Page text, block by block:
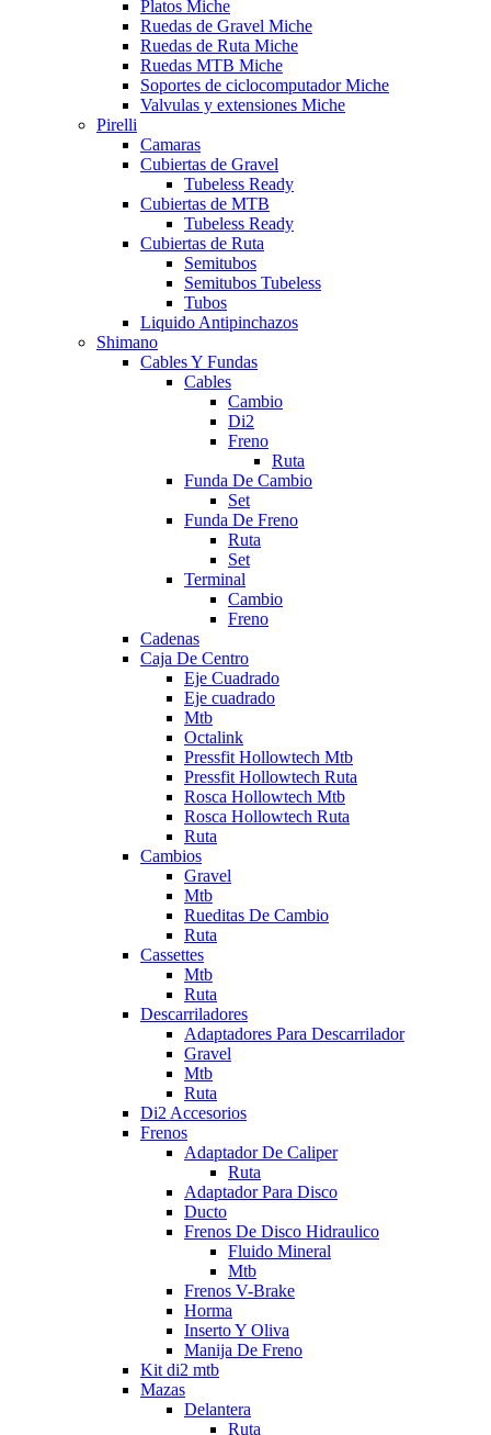
Platos Miche
Ruedas de Gravel Miche
Ruedas de Ruta Miche
Ruedas MTB Miche
Soportes de ciclocomputador Miche
Valvulas y extensiones Miche
Pirelli
Camaras
Cubiertas de Gravel
Tubeless Ready
Cubiertas de MTB
Tubeless Ready
Cubiertas de Ruta
Semitubos
Semitubos Tubeless
Tubos
Liquido Antipinchazos
Shimano
Cables Y Fundas
Cables
Cambio
Di2
Freno
Ruta
Funda De Cambio
Set
Funda De Freno
Ruta
Set
Terminal
Cambio
Freno
Cadenas
Caja De Centro
Eje Cuadrado
Eje cuadrado
Mtb
Octalink
Pressfit Hollowtech Mtb
Pressfit Hollowtech Ruta
Rosca Hollowtech Mtb
Rosca Hollowtech Ruta
Ruta
Cambios
Gravel
Mtb
Rueditas De Cambio
Ruta
Cassettes
Mtb
Ruta
Descarriladores
Adaptadores Para Descarrilador
Gravel
Mtb
Ruta
Di2 Accesorios
Frenos
Adaptador De Caliper
Ruta
Adaptador Para Disco
Ducto
Frenos De Disco Hidraulico
Fluido Mineral
Mtb
Frenos V-Brake
Horma
Inserto Y Oliva
Manija De Freno
Kit di2 mtb
Mazas
Delantera
Ruta